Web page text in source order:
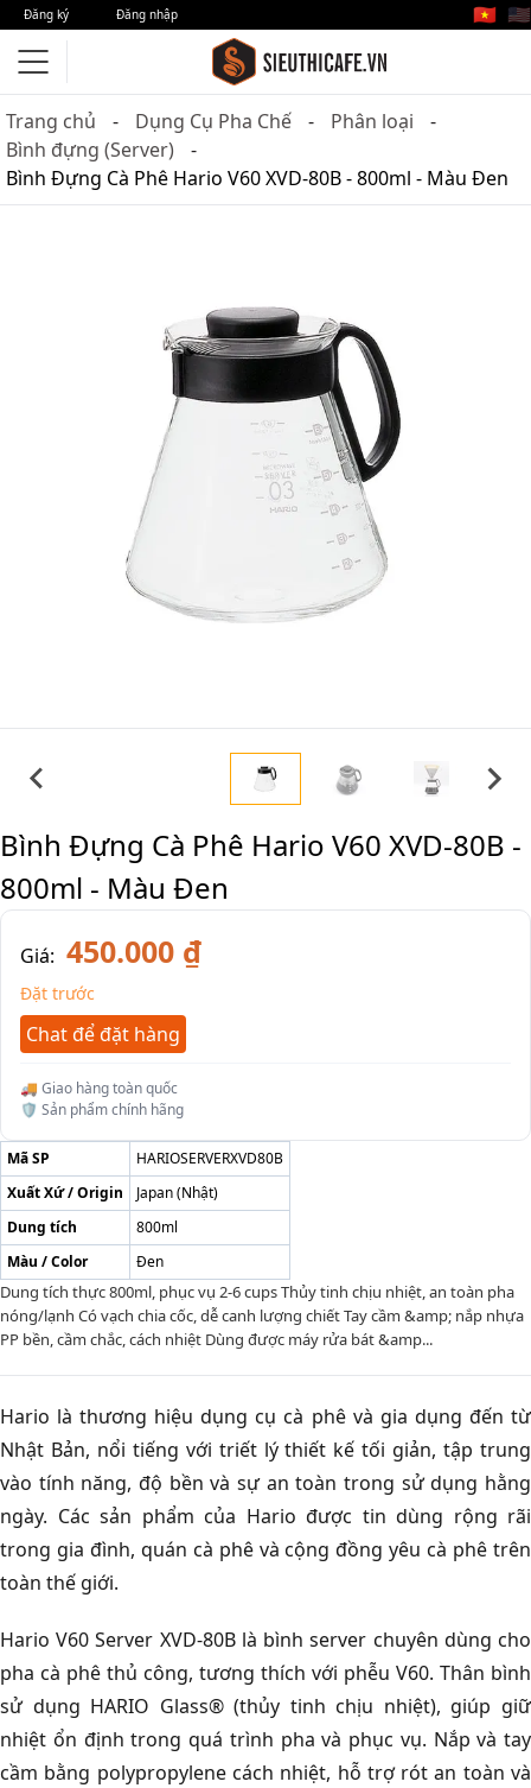
Đăng ký Đăng nhập 🇻🇳 🇺🇸
Trang chủ Dụng Cụ Pha Chế
Phân loại
Bình đựng (Server)
Bình Đựng Cà Phê Hario V60 XVD-80B - 800ml - Màu Đen
Bình Đựng Cà Phê Hario V60 XVD-80B -
800ml - Màu Đen
Giá: 450.000 ₫
Đặt trước
Chat để đặt hàng
🚚 Giao hàng toàn quốc
🛡️ Sản phẩm chính hãng
Mã SP
HARIOSERVERXVD80B
Xuất Xứ / Origin
Japan (Nhật)
Dung tích
800ml
Màu / Color
Đen
Dung tích thực 800ml, phục vụ 2-6 cups Thủy tinh chịu nhiệt, an toàn pha
nóng/lạnh Có vạch chia cốc, dễ canh lượng chiết Tay cầm &amp; nắp nhựa
PP bền, cầm chắc, cách nhiệt Dùng được máy rửa bát &amp...
Hario là thương hiệu dụng cụ cà phê và gia dụng đến từ
Nhật Bản, nổi tiếng với triết lý thiết kế tối giản, tập trung
vào tính năng, độ bền và sự an toàn trong sử dụng hằng
ngày. Các sản phẩm của Hario được tin dùng rộng rãi
trong gia đình, quán cà phê và cộng đồng yêu cà phê trên
toàn thế giới.
Hario V60 Server XVD-80B là bình server chuyên dùng cho
pha cà phê thủ công, tương thích với phễu V60. Thân bình
sử dụng HARIO Glass® (thủy tinh chịu nhiệt), giúp giữ
nhiệt ổn định trong quá trình pha và phục vụ. Nắp và tay
cầm bằng polypropylene cách nhiệt, hỗ trợ rót an toàn và